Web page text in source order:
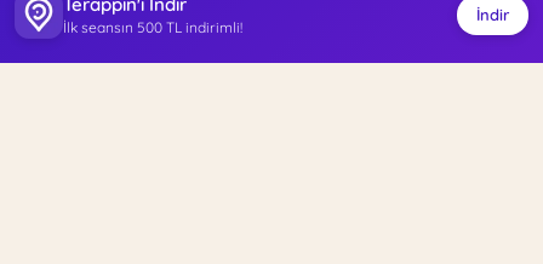
İlk seansın 500 TL indirimli!
İndir